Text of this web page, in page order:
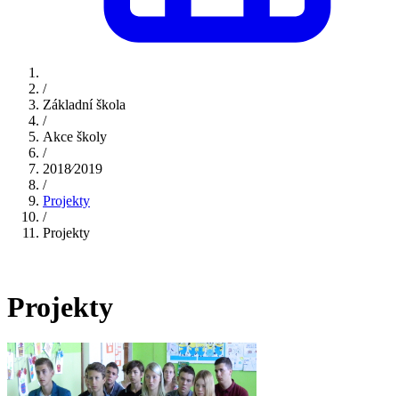
/
Základní škola
/
Akce školy
/
2018⁄2019
/
Projekty
/
Projekty
Projekty